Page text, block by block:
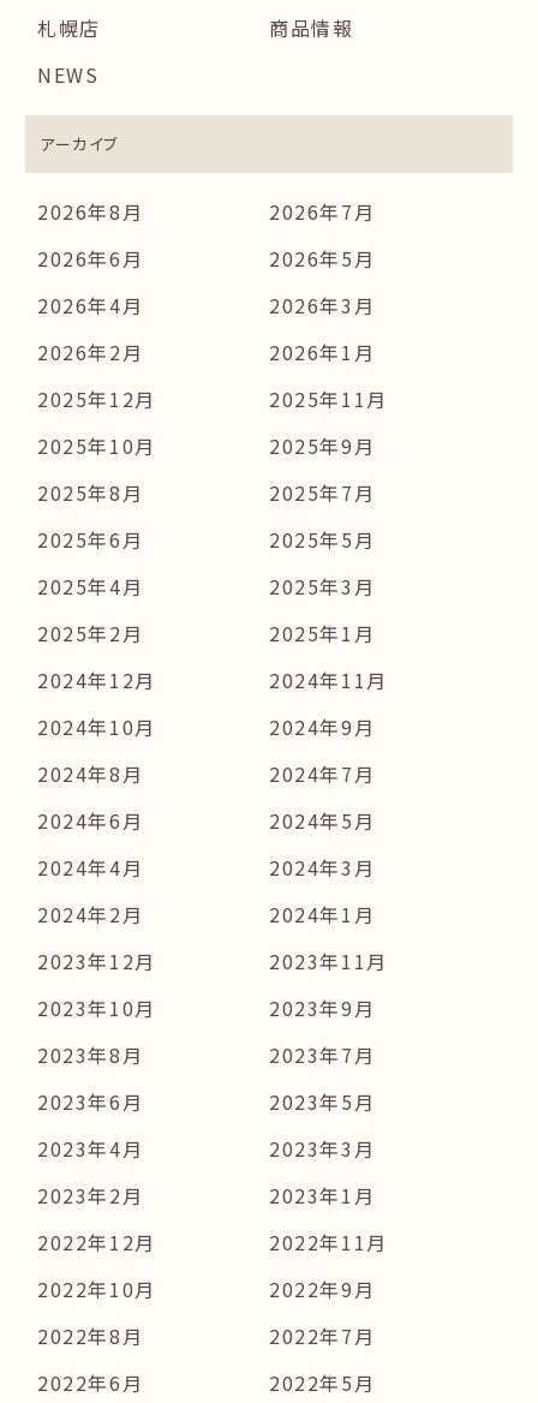
札幌店
商品情報
NEWS
アーカイブ
2026年8月
2026年7月
2026年6月
2026年5月
2026年4月
2026年3月
2026年2月
2026年1月
2025年12月
2025年11月
2025年10月
2025年9月
2025年8月
2025年7月
2025年6月
2025年5月
2025年4月
2025年3月
2025年2月
2025年1月
2024年12月
2024年11月
2024年10月
2024年9月
2024年8月
2024年7月
2024年6月
2024年5月
2024年4月
2024年3月
2024年2月
2024年1月
2023年12月
2023年11月
2023年10月
2023年9月
2023年8月
2023年7月
2023年6月
2023年5月
2023年4月
2023年3月
2023年2月
2023年1月
2022年12月
2022年11月
2022年10月
2022年9月
2022年8月
2022年7月
2022年6月
2022年5月